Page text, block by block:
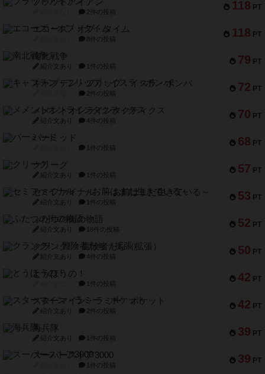
118 PT
2件の投稿
118 PT
エコーズ・オブ・タイム
8件の投稿
79 PT
南北戦争
紹介文あり 1件の投稿
72 PT
キャプテン・フリップ：イスラ・ボンバ
2件の投稿
70 PT
メメントオンラインタクティクス
紹介文あり 4件の投稿
68 PT
パーミッド
1件の投稿
57 PT
クリーグ
紹介文あり 1件の投稿
53 PT
セミファイナル ～お前はまだ生きている～
紹介文あり 1件の投稿
52 PT
ふたつの街の物語
紹介文あり 18件の投稿
50 PT
クランク! ：冒険者たち（拡張）
紹介文あり 4件の投稿
42 PT
とうほうの！
1件の投稿
42 PT
スターマイン・ラミー ポケット
紹介文あり 2件の投稿
39 PT
海兵隊
紹介文あり 1件の投稿
39 PT
スーパーストア3000
1件の投稿